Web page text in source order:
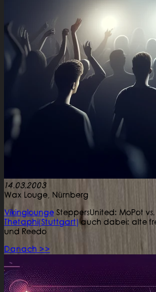
14.03.2003
Wax Louge, Nürnberg
Vikinglounge SteppersUnited: MoPot vs.
Thetaphi(Stuttgart)auch dabei: alte
und Reedo
Danach >>